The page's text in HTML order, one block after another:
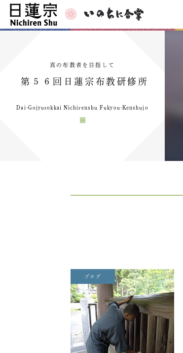
真の布教者を目指して
第５６回日蓮宗布教研修所
Dai-Gojyurokkai Nichirenshu Fukyou-Kenshujo
ブログ